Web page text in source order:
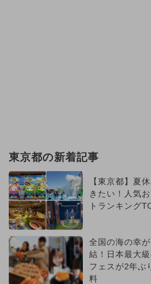
東京都の新着記事
【東京都】夏
きたい！人気
トランキング
全国の海の幸
結！日本最大
フェスが2年
料